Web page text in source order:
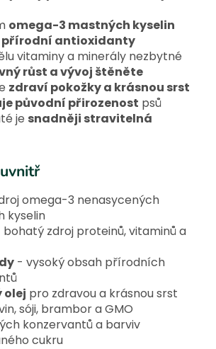
omega-3 mastných kyselin
přírodní antioxidanty
vitaminy a minerály nezbytné
růst a vývoj štěněte
zdraví pokožky a krásnou srst
původní přirozenost psů
je snadněji stravitelná
omega-3 nenasycených
kyselin
bohatý zdroj proteinů, vitaminů a
- vysoký obsah přírodních
olej pro zdravou a krásnou srst
sóji, brambor a GMO
konzervantů a barviv
cukru